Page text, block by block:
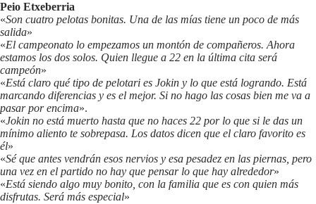
Peio Etxeberria
«Son cuatro pelotas bonitas. Una de las mías tiene un poco de más
salida»
«El campeonato lo empezamos un montón de compañeros. Ahora
estamos los dos solos. Quien llegue a 22 en la última cita será
campeón»
«Está claro qué tipo de pelotari es Jokin y lo que está logrando. Está
marcando diferencias y es el mejor. Si no hago las cosas bien me va a
pasar por encima».
«Jokin no está muerto hasta que no haces 22 por lo que si le das un
mínimo aliento te sobrepasa. Los datos dicen que el claro favorito es
él»
«Sé que antes vendrán esos nervios y esa pesadez en las piernas, pero
una vez en el partido no hay que pensar lo que hay alrededor»
«Está siendo algo muy bonito, con la familia que es con quien más
disfrutas. Será más especial»